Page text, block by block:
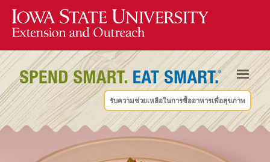
รับความช่วยเหลือในการซื้ออาหารเพื่อสุขภาพ